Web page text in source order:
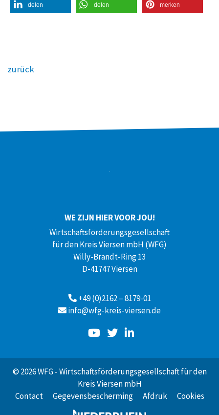
delen delen merken
zurück
WE ZIJN HIER VOOR JOU!
Wirtschaftsförderungsgesellschaft
für den Kreis Viersen mbH (WFG)
Willy-Brandt-Ring 13
D-41747 Viersen
+49 (0)2162 – 8179-01
info@wfg-kreis-viersen.de
© 2026 WFG - Wirtschaftsförderungsgesellschaft für den
Kreis Viersen mbH
Contact
Gegevensbescherming Afdruk Cookies